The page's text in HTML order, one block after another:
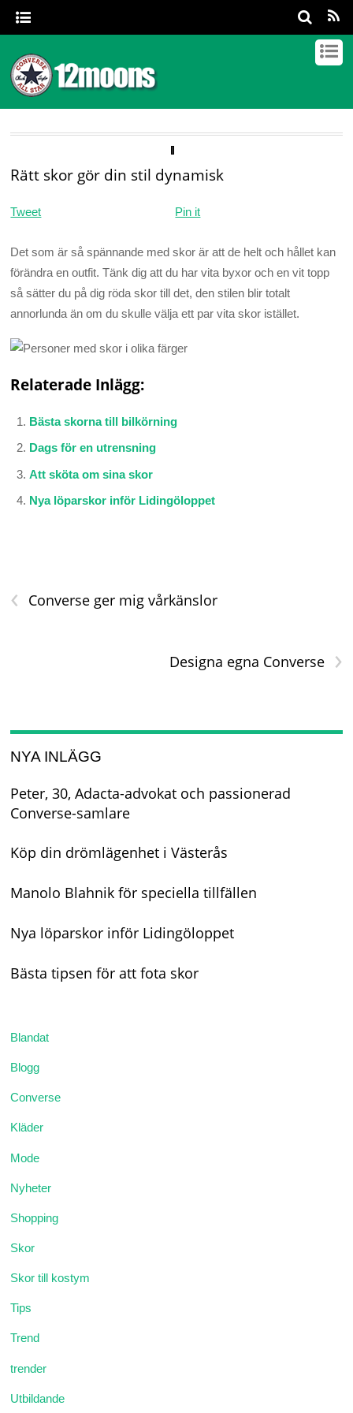
Rätt skor gör din stil dynamisk
Tweet Pin it
Det som är så spännande med skor är att de helt och hållet kan
förändra en outfit. Tänk dig att du har vita byxor och en vit topp
så sätter du på dig röda skor till det, den stilen blir totalt
annorlunda än om du skulle välja ett par vita skor istället.
Relaterade Inlägg:
Bästa skorna till bilkörning
Dags för en utrensning
Att sköta om sina skor
Nya löparskor inför Lidingöloppet
‹ Converse ger mig vårkänslor
›
Designa egna Converse
NYA INLÄGG
Peter, 30, Adacta-advokat och passionerad
Converse-samlare
Köp din drömlägenhet i Västerås
Manolo Blahnik för speciella tillfällen
Nya löparskor inför Lidingöloppet
Bästa tipsen för att fota skor
Blandat
Blogg
Converse
Kläder
Mode
Nyheter
Shopping
Skor
Skor till kostym
Tips
Trend
trender
Utbildande